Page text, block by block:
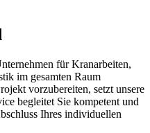
für Kranarbeiten,
im gesamten Raum
vorzubereiten, setzt unsere
begleitet Sie kompetent und
Ihres individuellen